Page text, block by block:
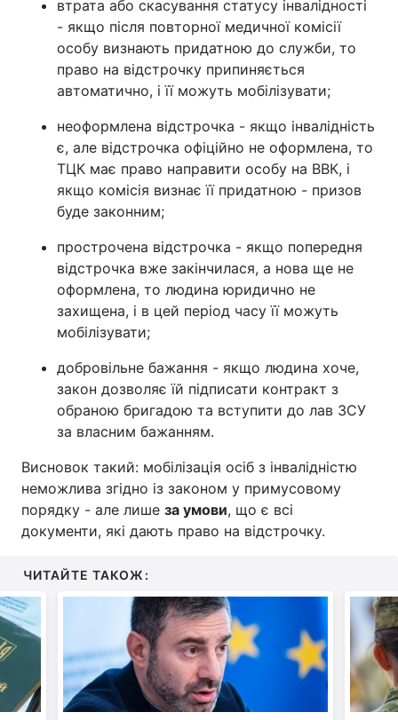
втрата або скасування статусу інвалідності
- якщо після повторної медичної комісії
особу визнають придатною до служби, то
право на відстрочку припиняється
автоматично, і її можуть мобілізувати;
неоформлена відстрочка - якщо інвалідність
є, але відстрочка офіційно не оформлена, то
ТЦК має право направити особу на ВВК, і
якщо комісія визнає її придатною - призов
буде законним;
прострочена відстрочка - якщо попередня
відстрочка вже закінчилася, а нова ще не
оформлена, то людина юридично не
захищена, і в цей період часу її можуть
мобілізувати;
добровільне бажання - якщо людина хоче,
закон дозволяє їй підписати контракт з
обраною бригадою та вступити до лав ЗСУ
за власним бажанням.
Висновок такий: мобілізація осіб з інвалідністю
неможлива згідно із законом у примусовому
порядку - але лише за умови, що є всі
документи, які дають право на відстрочку.
ЧИТАЙТЕ ТАКОЖ: